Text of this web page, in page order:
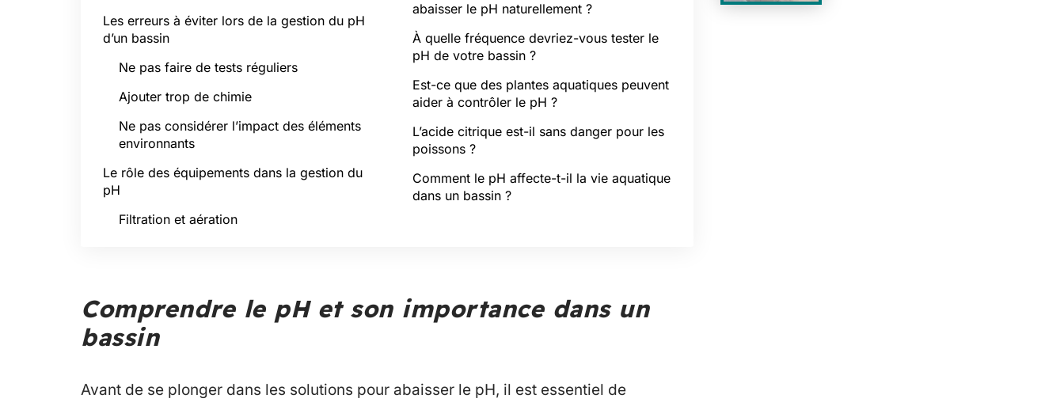
Les erreurs à éviter lors de la gestion du pH
d’un bassin
Ne pas faire de tests réguliers
Ajouter trop de chimie
Ne pas considérer l’impact des éléments
environnants
Le rôle des équipements dans la gestion du
pH
Filtration et aération
abaisser le pH naturellement ?
À quelle fréquence devriez-vous tester le
pH de votre bassin ?
Est-ce que des plantes aquatiques peuvent
aider à contrôler le pH ?
L’acide citrique est-il sans danger pour les
poissons ?
Comment le pH affecte-t-il la vie aquatique
dans un bassin ?
Comprendre le pH et son importance dans un
bassin
Avant de se plonger dans les solutions pour abaisser le pH, il est essentiel de